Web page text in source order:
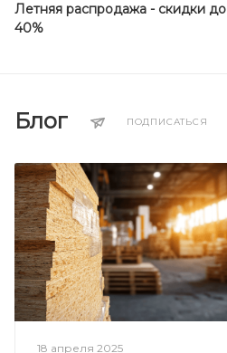
Летняя распродажа - скидки до
40%
Блог ПОДПИСАТЬСЯ
18 апреля 2025